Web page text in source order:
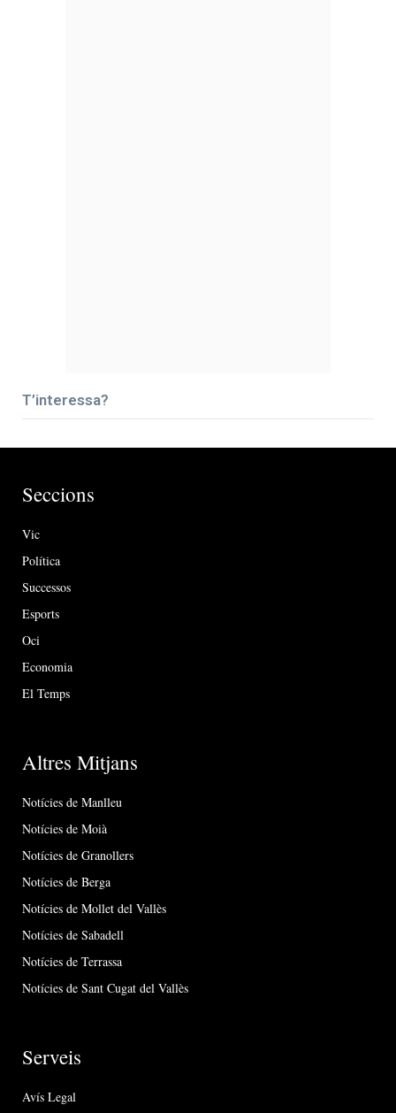
T’interessa?
Seccions
Vic
Política
Successos
Esports
Oci
Economia
El Temps
Altres Mitjans
Notícies de Manlleu
Notícies de Moià
Notícies de Granollers
Notícies de Berga
Notícies de Mollet del Vallès
Notícies de Sabadell
Notícies de Terrassa
Notícies de Sant Cugat del Vallès
Serveis
Avís Legal